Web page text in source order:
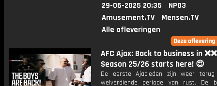
29-06-2025 20:35
NPO3
Amusement.TV
Mensen.TV
Alle afleveringen
AFC Ajax: Back to business in
Season 25/26 starts here! 😍
De eerste Ajacieden zijn weer
welverdiende periode van rust. De